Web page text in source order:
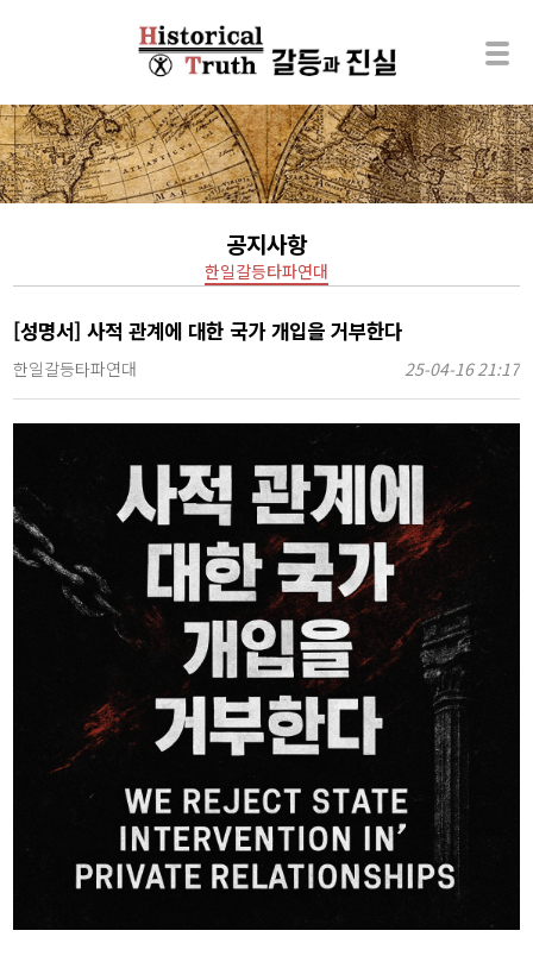
공지사항
한일갈등타파연대
[성명서] 사적 관계에 대한 국가 개입을 거부한다
한일갈등타파연대 25-04-16 21:17